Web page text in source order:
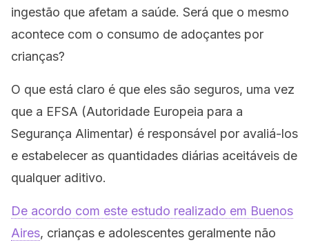
ingestão que afetam a saúde. Será que o mesmo
acontece com o consumo de adoçantes por
crianças?
O que está claro é que eles são seguros, uma vez
que a EFSA (Autoridade Europeia para a
Segurança Alimentar) é responsável por avaliá-los
e estabelecer as quantidades diárias aceitáveis ​​de
qualquer aditivo.
De acordo com este estudo realizado em Buenos
Aires, crianças e adolescentes geralmente não